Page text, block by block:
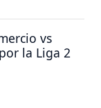
vs
la Liga 2